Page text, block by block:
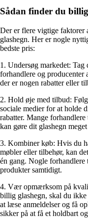
Sådan finder du
Der er flere vigtige faktorer
glashegn. Her er nogle
bedste pris:
1. Undersøg markedet:
forhandlere og producenter
der er nogen rabatter eller
2. Hold øje med tilbud:
sociale medier for at holde
rabatter. Mange
kan gøre dit glashegn
3. Kombiner køb: Hvis du
møbler eller tilbehør, kan
én gang. Nogle
produkter samtidigt.
4. Vær opmærksom på
billig glashegn, skal du
at læse anmeldelser og få
sikker på at få et holdbart